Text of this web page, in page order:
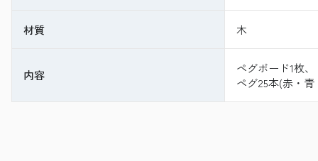
材質 木
内容
ペグボード1枚、
ペグ25本(赤・